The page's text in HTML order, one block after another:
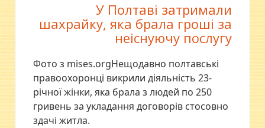
У Полтаві затримали
шахрайку, яка брала гроші за
неіснуючу послугу
Фото з mises.orgНещодавно полтавські
правоохоронці викрили діяльність 23-
річної жінки, яка брала з людей по 250
гривень за укладання договорів стосовно
здачі житла.